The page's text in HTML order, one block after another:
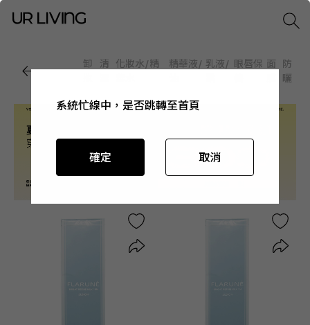
卸
清
化妝水/精
精華液/ 乳液/ 眼唇保 面
防
曬
系統忙線中，是否跳轉至首頁
確定 取消
系統忙線中，是否跳轉至首頁
確定 取消
系統忙線中，是否跳轉至首頁
確定 取消
系統忙線中，是否跳轉至首頁
確定 取消